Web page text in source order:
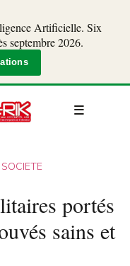
Artificielle. Six
septembre 2026.
SOCIETE
portés
sains et